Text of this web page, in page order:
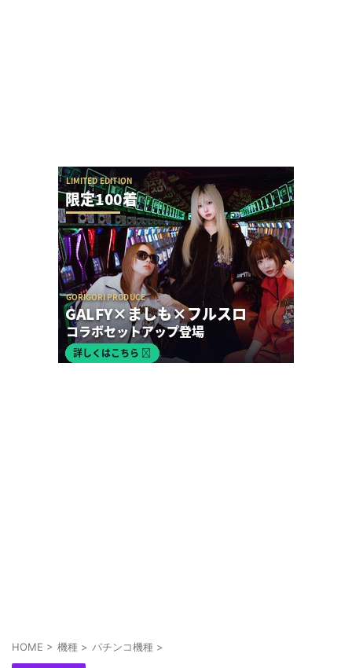
ガンダムSEEDクライマックスのカラミティリーチ
からの全回転の流れが素晴らしすぎると話題に
HOME > 機種 > パチンコ機種 >